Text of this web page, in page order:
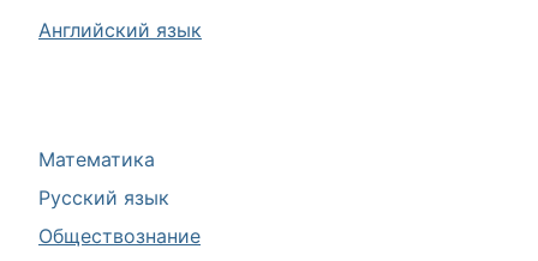
Математика
Русский язык
Обществознание
Английский язык